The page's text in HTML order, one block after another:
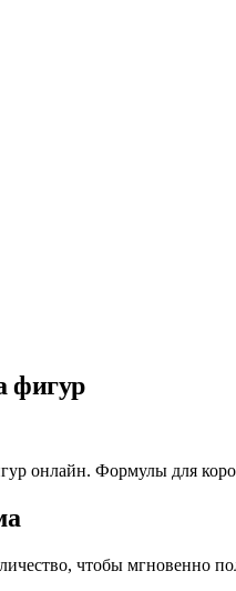
фигур
онлайн. Формулы для
чтобы мгновенно